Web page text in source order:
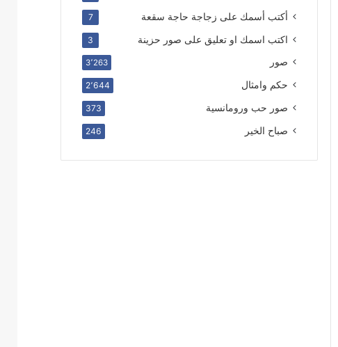
أكتب أسمك على زجاجة حاجة سقعة 7
اكتب اسمك او تعليق على صور حزينة 3
صور 3٬263
حكم وامثال 2٬644
صور حب ورومانسية 373
صباح الخير 246